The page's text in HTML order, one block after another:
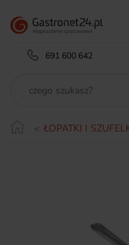
691 600 642
ŁOPATKI I